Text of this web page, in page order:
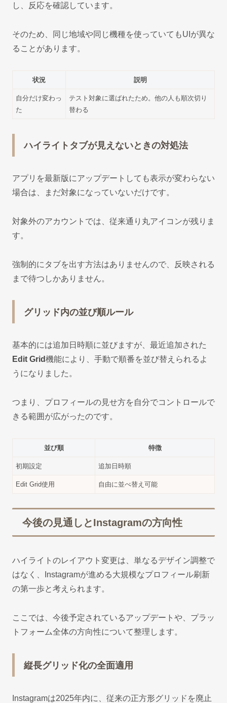
し、反応を確認しています。
そのため、同じ地域や同じ機種を使っていてもUIが異な
ることがあります。
状況 説明
自分だけ変わっ
た
テスト対象に選ばれたため。他の人も順次切り
替わる
ハイライトタブが見えないときの対処法
アプリを最新版にアップデートしても表示が変わらない
場合は、まだ対象になっていないだけです。
対象外のアカウントでは、従来通り丸アイコンが残りま
す。
強制的にタブを出す方法はありませんので、反映される
まで待つしかありません。
グリッド内の並び順ルール
基本的には追加日時順に並びますが、最近追加された
Edit Grid機能により、手動で順番を並び替えられるよ
うになりました。
つまり、プロフィールの見せ方を自分でコントロールで
きる範囲が広がったのです。
並び順 特徴
初期設定 追加日時順
Edit Grid使用 自由に並べ替え可能
今後の見通しとInstagramの方向性
ハイライトのレイアウト変更は、単なるデザイン調整で
はなく、Instagramが進める大規模なプロフィール刷新
の第一歩と考えられます。
ここでは、今後予定されているアップデートや、プラッ
トフォーム全体の方向性について整理します。
縦長グリッド化の全面適用
Instagramは2025年内に、従来の正方形グリッドを廃止